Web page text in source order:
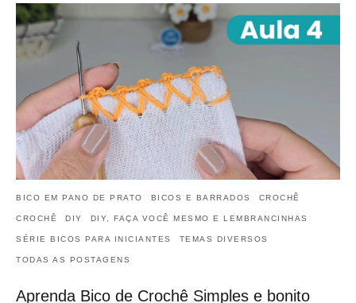
BICO EM PANO DE PRATO BICOS E BARRADOS CROCHÊ
CROCHÊ DIY DIY, FAÇA VOCÊ MESMO E LEMBRANCINHAS
SÉRIE BICOS PARA INICIANTES TEMAS DIVERSOS
TODAS AS POSTAGENS
Aprenda Bico de Crochê Simples e bonito